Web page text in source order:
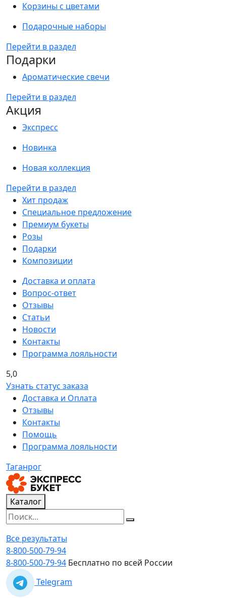
Корзины с цветами
Подарочные наборы
Перейти в раздел
Подарки
Ароматические свечи
Перейти в раздел
Акция
Экспресс
Новинка
Новая коллекция
Перейти в раздел
Хит продаж
Специальное предложение
Премиум букеты
Розы
Подарки
Композиции
Доставка и оплата
Вопрос-ответ
Отзывы
Статьи
Новости
Контакты
Программа лояльности
5,0
Узнать статус заказа
Доставка и Оплата
Отзывы
Контакты
Помощь
Программа лояльности
Таганрог
Каталог
Все результаты
8-800-500-79-94
8-800-500-79-94 Бесплатно по всей России
Telegram